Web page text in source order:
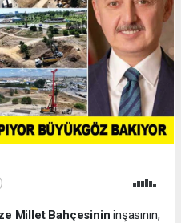
Millet Bahçesinin inşasının,